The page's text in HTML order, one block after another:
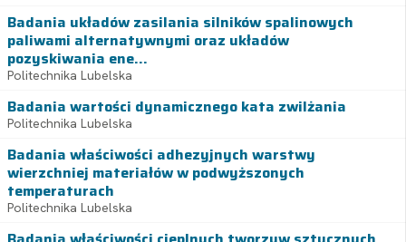
Badania układów zasilania silników spalinowych
paliwami alternatywnymi oraz układów
pozyskiwania ene...
Politechnika Lubelska
Badania wartości dynamicznego kata zwilżania
Politechnika Lubelska
Badania właściwości adhezyjnych warstwy
wierzchniej materiałów w podwyższonych
temperaturach
Politechnika Lubelska